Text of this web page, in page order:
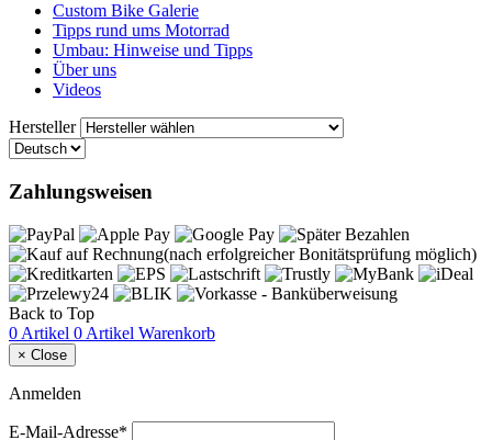
Custom Bike Galerie
Tipps rund ums Motorrad
Umbau: Hinweise und Tipps
Über uns
Videos
Hersteller
Zahlungsweisen
Back to Top
0 Artikel 0 Artikel Warenkorb
× Close
Anmelden
E-Mail-Adresse*